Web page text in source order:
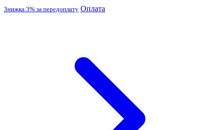
Знижка 3% за передоплату Оплата